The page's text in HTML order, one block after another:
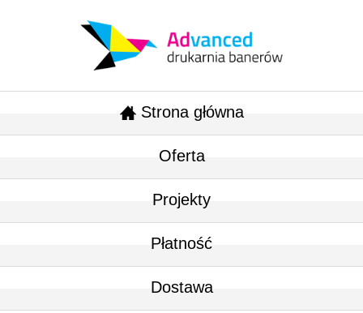
Strona główna
Oferta
Projekty
Płatność
Dostawa